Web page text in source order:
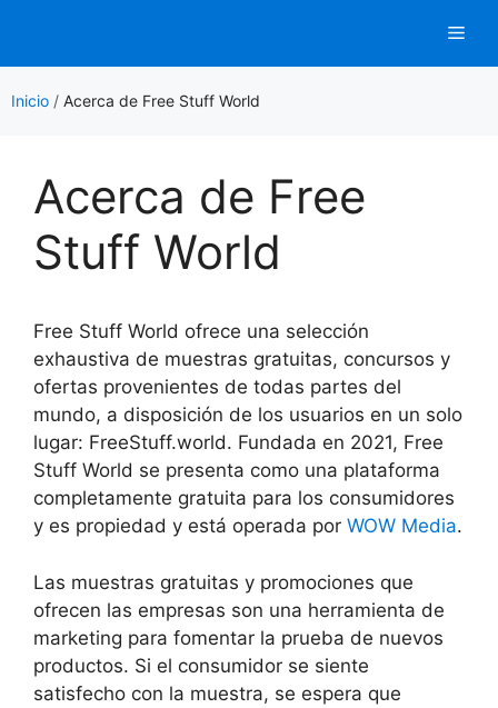
contenido
Inicio / Acerca de Free Stuff World
Acerca de Free
Stuff World
Free Stuff World ofrece una selección
exhaustiva de muestras gratuitas, concursos y
ofertas provenientes de todas partes del
mundo, a disposición de los usuarios en un solo
lugar: FreeStuff.world. Fundada en 2021, Free
Stuff World se presenta como una plataforma
completamente gratuita para los consumidores
y es propiedad y está operada por WOW Media.
Las muestras gratuitas y promociones que
ofrecen las empresas son una herramienta de
marketing para fomentar la prueba de nuevos
productos. Si el consumidor se siente
satisfecho con la muestra, se espera que